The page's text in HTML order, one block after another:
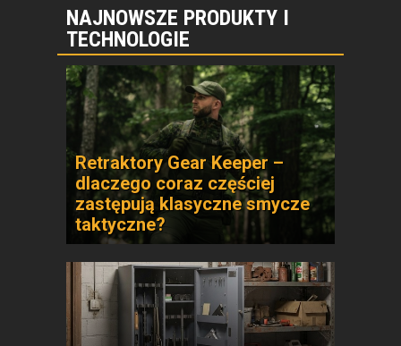
NAJNOWSZE PRODUKTY I
TECHNOLOGIE
Retraktory Gear Keeper –
dlaczego coraz częściej
zastępują klasyczne smycze
taktyczne?